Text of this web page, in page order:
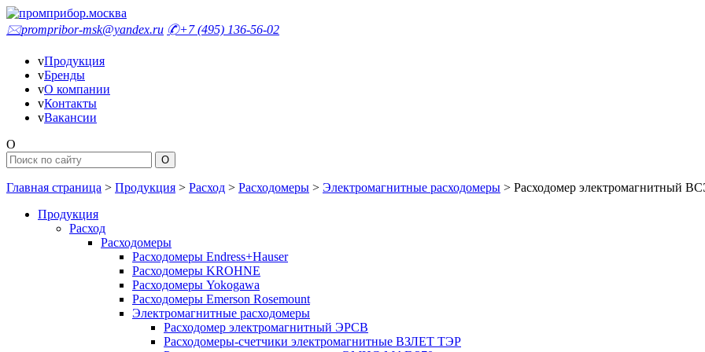
🖂prompribor-msk@yandex.ru ✆+7 (495) 136-56-02
vПродукция
vБренды
vО компании
vКонтакты
vВакансии
O
Главная страница > Продукция > Расход > Расходомеры > Электромагнитные расходомеры > Расходомер электромагнитный
Продукция
Расход
Расходомеры
Расходомеры Endress+Hauser
Расходомеры KROHNE
Расходомеры Yokogawa
Расходомеры Emerson Rosemount
Электромагнитные расходомеры
Расходомер электромагнитный ЭРСВ
Расходомеры-счетчики электромагнитные ВЗЛЕТ ТЭР